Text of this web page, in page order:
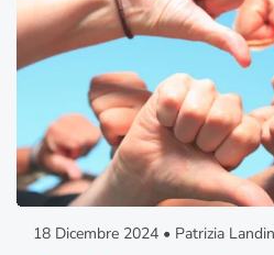
18 Dicembre 2024 • Patrizia